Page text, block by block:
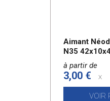
Aimant
N35
à partir de
3,00 € x
VOIR